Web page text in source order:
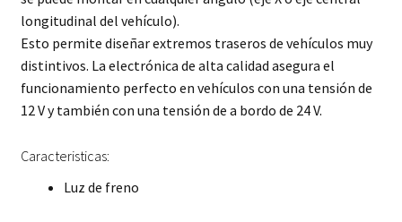
longitudinal del vehículo).
Esto permite diseñar extremos traseros de vehículos muy
distintivos. La electrónica de alta calidad asegura el
funcionamiento perfecto en vehículos con una tensión de
12 V y también con una tensión de a bordo de 24 V.
Caracteristicas:
Luz de freno